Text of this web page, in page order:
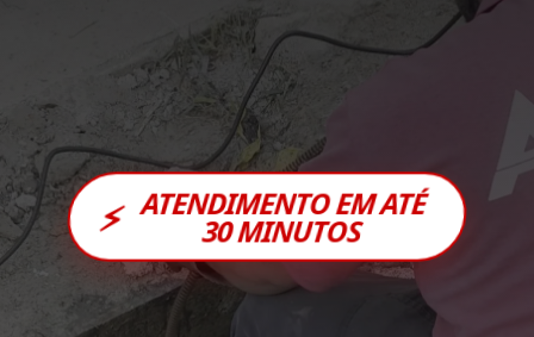
⚡ ATENDIMENTO EM ATÉ
30 MINUTOS